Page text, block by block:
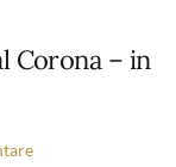
Corona – in